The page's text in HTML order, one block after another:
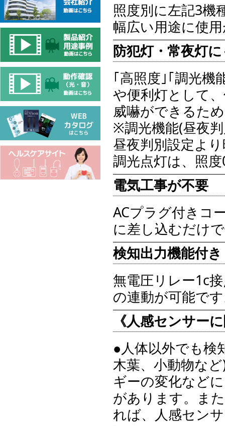
照度別に左記3機
幅広い用途に使
防犯灯・常夜灯
｢高照度｣｢調光機
や便利灯として
威嚇ができるた
※調光機能(昼夜
昼夜判別設定よ
調光点灯は、照
電気工事が不要
ACプラグ付きコ
に差し込むだけ
検知出力機能付き
無電圧リレー1c
の連動が可能で
《人感センサー
●人体以外でも検
木葉、小動物な
ギーの変化など
があります。ま
れば、人感セン